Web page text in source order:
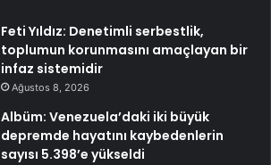
Feti Yıldız: Denetimli serbestlik,
toplumun korunmasını amaçlayan bir
infaz sistemidir
Ağustos 8, 2026
Albüm: Venezuela’daki iki büyük
depremde hayatını kaybedenlerin
sayısı 5.398’e yükseldi